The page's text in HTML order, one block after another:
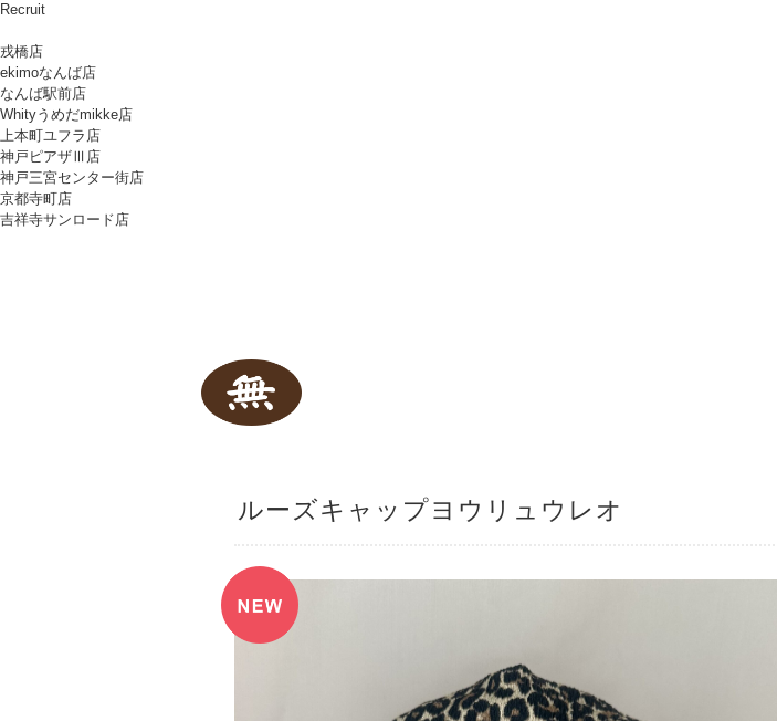
Recruit
戎橋店
ekimoなんば店
なんば駅前店
Whityうめだmikke店
上本町ユフラ店
神戸ピアザⅢ店
神戸三宮センター街店
京都寺町店
吉祥寺サンロード店
ルーズキャップヨウリュウレオ